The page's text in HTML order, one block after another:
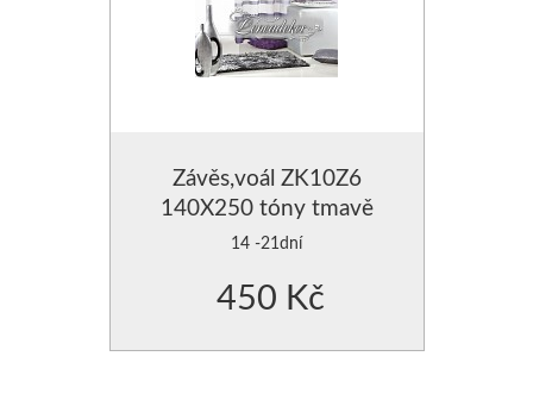
Závěs,voál ZK10Z6
140X250 tóny tmavě
fialové
14 -21dní
450 Kč